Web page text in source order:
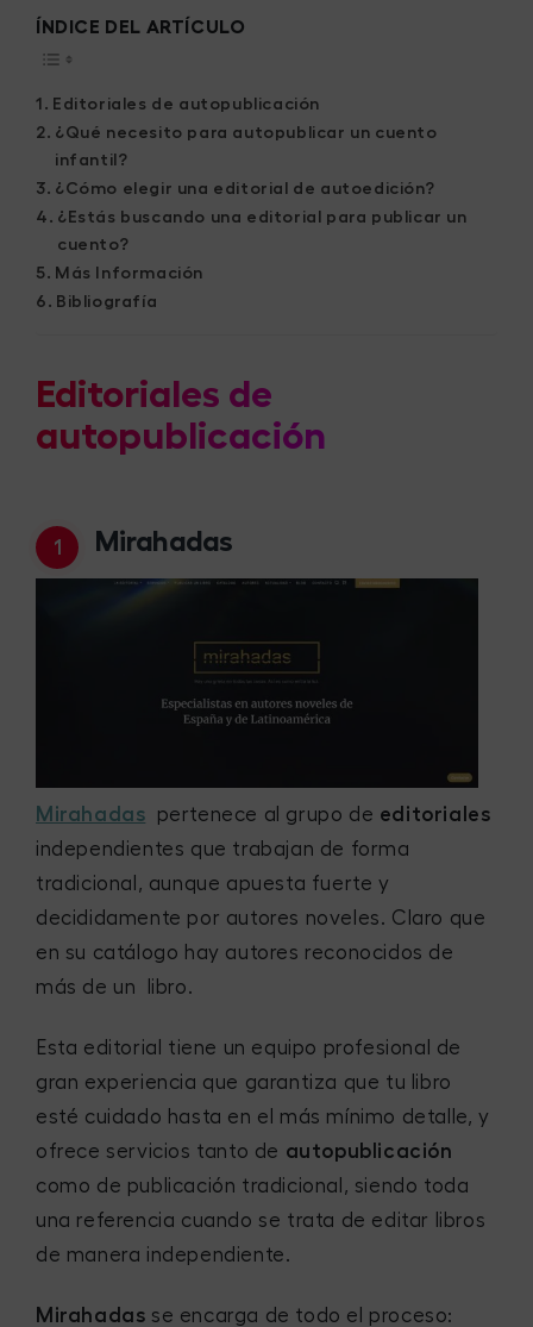
ÍNDICE DEL ARTÍCULO
Editoriales de autopublicación
¿Qué necesito para autopublicar un cuento
infantil?
¿Cómo elegir una editorial de autoedición?
¿Estás buscando una editorial para publicar un
cuento?
Más Información
Bibliografía
Editoriales de
autopublicación
Mirahadas
Mirahadas pertenece al grupo de editoriales
independientes que trabajan de forma
tradicional, aunque apuesta fuerte y
decididamente por autores noveles. Claro que
en su catálogo hay autores reconocidos de
más de un libro.
Esta editorial tiene un equipo profesional de
gran experiencia que garantiza que tu libro
esté cuidado hasta en el más mínimo detalle, y
ofrece servicios tanto de autopublicación
como de publicación tradicional, siendo toda
una referencia cuando se trata de editar libros
de manera independiente.
Mirahadas se encarga de todo el proceso: